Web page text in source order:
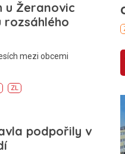
u Žeranovic
mezi obcemi
ZL
podpořily v